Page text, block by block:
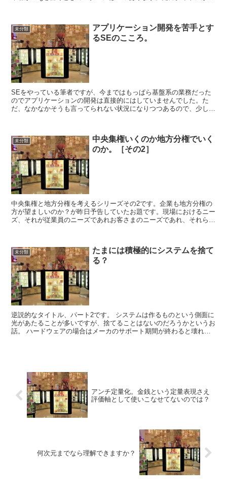
未分類
アプリケーション開発を苦手とす
るSEのこころ。
SEをやっている筆者ですが、今まではもっぱら基盤系の業務だった
のでアプリケーションの開発は直接的にはしていませんでした。た
だ、なかなかそうも言ってられない状況になりつつあるので、少しま
未分類
中央集権いくのか地方分権でいく
のか。［その2］
中央集権と地方分権を考えるシリーズその2です。企業も地方分権の
方が望ましいのか？が昨日予告していたお題です。現場におけるニー
ズ、それが従業員のニーズであれお客さまのニーズであれ、それらは
未分類
たまには積極的にシステムを捨て
る？
逆説的なタイトル、パート2です。 システムは作るものという側面に
光があたることが多いですが、捨てることはないのだろうかというお
話。 ハードウェアの場合はメーカのサポート期間が終わると壊れて
アンチ定量化。金銭という定量表現さえ
評価軸として使いこなせてないのでは？
何次元までなら理解できますか？